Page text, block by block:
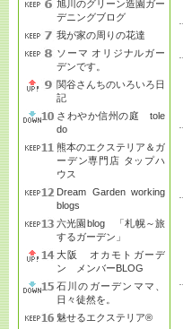
旭川のグリーン造園ガー
デニングブログ
我が家の周りの花達
ソーマ オリジナルガー
デンです。
関谷さんちのいろいろ日
記
さわやか信州の庭 tole
do
熊本のエクステリア＆ガ
ーデン専門店 タップハ
ウス
Dream Garden working
blogs
六光園blog 「札幌～旅
するガーデン」
大阪 オカモトガーデ
ン メンバーBLOG
石川のガーデンママ、
日々徒然を。
魅せるエクステリア®